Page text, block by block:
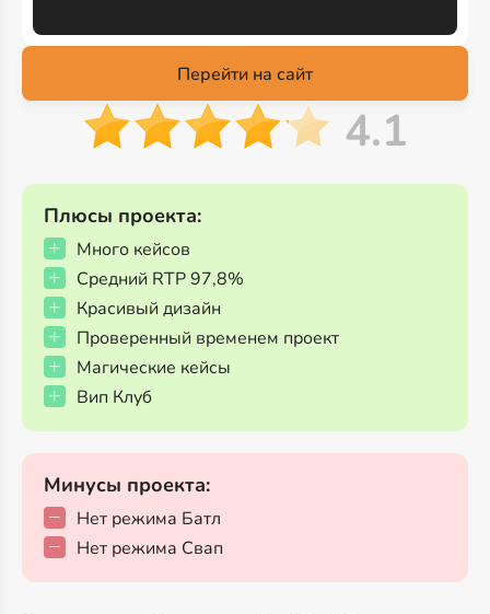
Перейти на сайт
4.1
Плюсы проекта:
Много кейсов
Средний RTP 97,8%
Красивый дизайн
Проверенный временем проект
Магические кейсы
Вип Клуб
Минусы проекта:
Нет режима Батл
Нет режима Свап